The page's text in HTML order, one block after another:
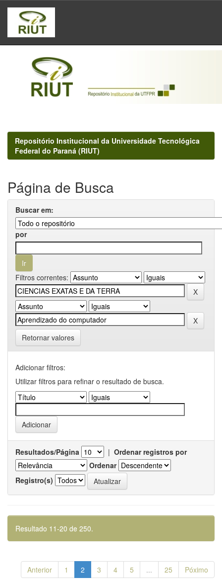
Skip
navigation
Repositório Institucional da Universidade Tecnológica
Federal do Paraná (RIUT)
Página de Busca
Buscar em:
por
Filtros correntes:
Retornar valores
Adicionar filtros:
Utilizar filtros para refinar o resultado de busca.
Resultados/Página | Ordenar registros por
Ordenar
Registro(s)
Resultado 11-20 de 250.
Anterior 1 2 3 4 5 ... 25 Póximo